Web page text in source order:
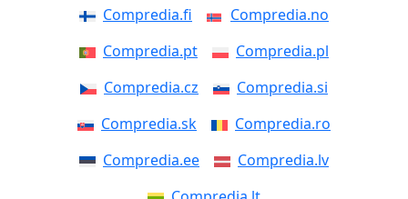
Compredia.fi
Compredia.no
Compredia.pt
Compredia.pl
Compredia.cz
Compredia.si
Compredia.sk
Compredia.ro
Compredia.ee
Compredia.lv